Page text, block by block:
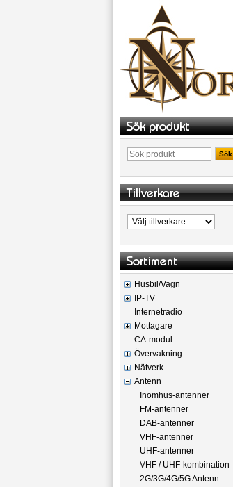
Sök
Husbil/Vagn
IP-TV
Internetradio
Mottagare
CA-modul
Övervakning
Nätverk
Antenn
Inomhus-antenner
FM-antenner
DAB-antenner
VHF-antenner
UHF-antenner
VHF / UHF-kombination
2G/3G/4G/5G Antenn